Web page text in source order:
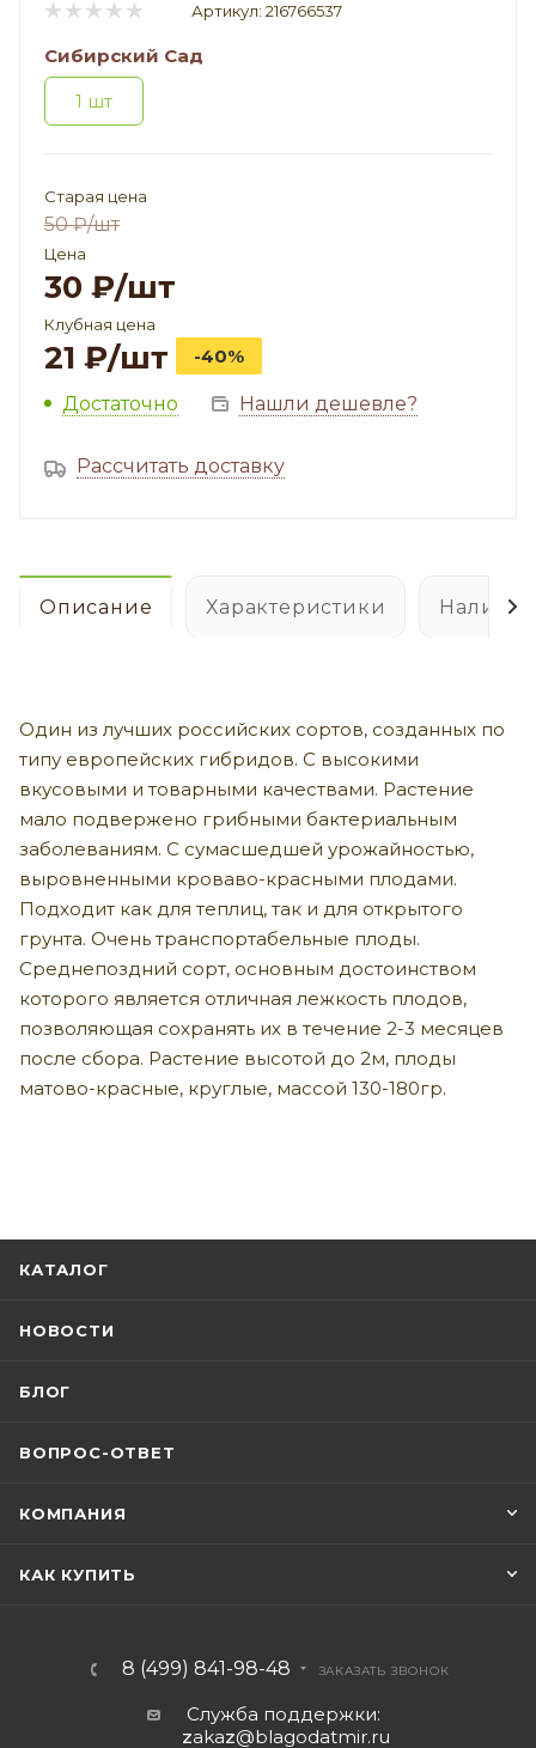
Артикул: 216766537
Сибирский Сад
1 шт
Старая цена
50₽/шт
Цена
30 ₽/шт
Клубная цена
21 ₽/шт -40%
Достаточно Нашли дешевле?
Рассчитать доставку
Описание Характеристики
Один из лучших российских сортов, созданных по
типу европейских гибридов. С высокими
вкусовыми и товарными качествами. Растение
мало подвержено грибными бактериальным
заболеваниям. С сумасшедшей урожайностью,
выровненными кроваво-красными плодами.
Подходит как для теплиц, так и для открытого
грунта. Очень транспортабельные плоды.
Среднепоздний сорт, основным достоинством
которого является отличная лежкость плодов,
позволяющая сохранять их в течение 2-3 месяцев
после сбора. Растение высотой до 2м, плоды
матово-красные, круглые, массой 130-180гр.
КАТАЛОГ
НОВОСТИ
БЛОГ
ВОПРОС-ОТВЕТ
КОМПАНИЯ
КАК КУПИТЬ
8 (499) 841-98-48 ЗАКАЗАТЬ ЗВОНОК
Служба поддержки:
zakaz@blagodatmir.ru